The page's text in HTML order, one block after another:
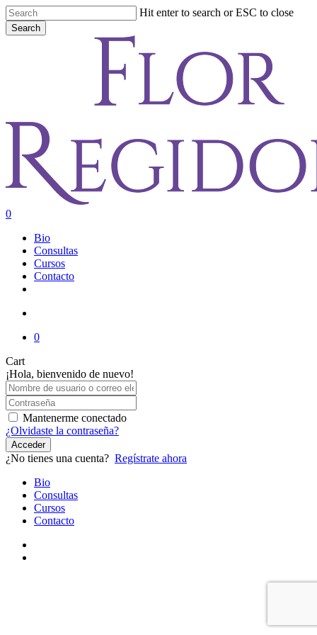
Skip
to
main
Hit enter to search or ESC to close
Search
account
0
Bio
Consultas
Cursos
Contacto
0
CartClose
Cart
¡Hola, bienvenido de nuevo!
Mantenerme conectado
¿Olvidaste la contraseña?
Acceder
¿No tienes una cuenta? Regístrate ahora
Close
Menu
Bio
Consultas
Cursos
Contacto